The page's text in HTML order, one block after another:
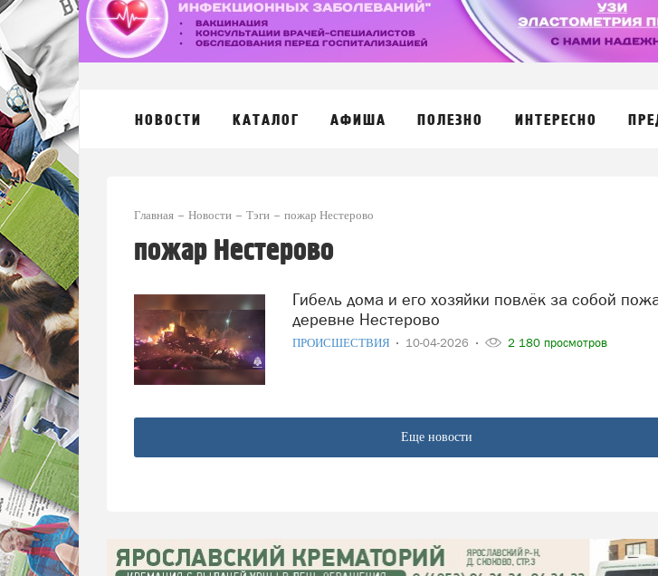
НОВОСТИ КАТАЛОГ АФИША ПОЛЕЗНО ИНТЕРЕСНО
Главная Новости Тэги пожар Нестерово
пожар Нестерово
Гибель дома и его хозяйки повлёк за собой пожар в
деревне Нестерово
ПРОИСШЕСТВИЯ 10-04-2026 2 180 просмотров
Еще новости